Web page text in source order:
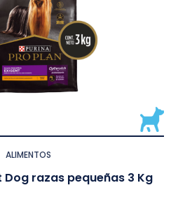
ALIMENTOS
Dog razas pequeñas 3 Kg